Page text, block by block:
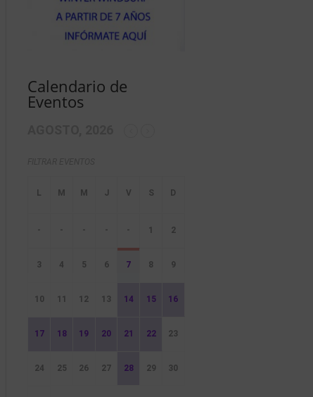
Calendario de
Eventos
- - - - - 1 2
3 4 5 6 7 8 9
10 11 12 13 14 15 16
17 18 19 20 21 22 23
24 25 26 27 28 29 30